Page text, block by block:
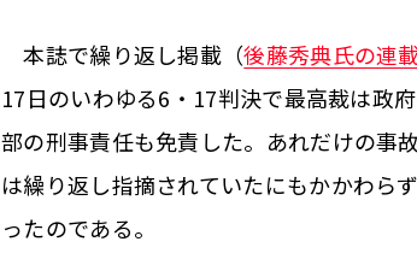
本誌で繰り返し掲載（後藤秀典氏の連
17日のいわゆる6・17判決で最高裁は政
部の刑事責任も免責した。あれだけの事
は繰り返し指摘されていたにもかかわら
ったのである。